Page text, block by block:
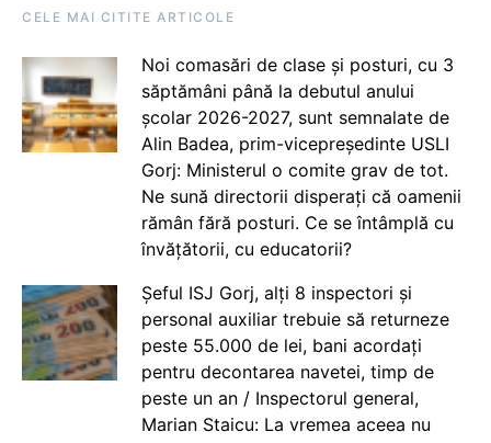
CELE MAI CITITE ARTICOLE
Noi comasări de clase și posturi, cu 3
săptămâni până la debutul anului
școlar 2026-2027, sunt semnalate de
Alin Badea, prim-vicepreședinte USLI
Gorj: Ministerul o comite grav de tot.
Ne sună directorii disperați că oamenii
rămân fără posturi. Ce se întâmplă cu
învățătorii, cu educatorii?
Șeful ISJ Gorj, alți 8 inspectori și
personal auxiliar trebuie să returneze
peste 55.000 de lei, bani acordați
pentru decontarea navetei, timp de
peste un an / Inspectorul general,
Marian Staicu: La vremea aceea nu